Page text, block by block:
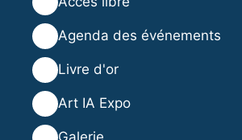
Agenda des événements
Livre d'or
Art IA Expo